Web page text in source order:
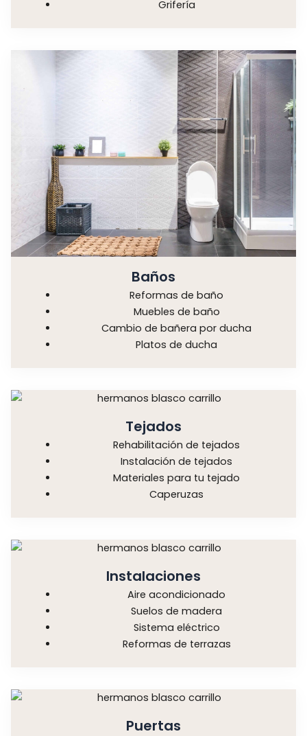
Grifería
Baños
Reformas de baño
Muebles de baño
Cambio de bañera por ducha
Platos de ducha
Tejados
Rehabilitación de tejados
Instalación de tejados
Materiales para tu tejado
Caperuzas
Instalaciones
Aire acondicionado
Suelos de madera
Sistema eléctrico
Reformas de terrazas
Puertas